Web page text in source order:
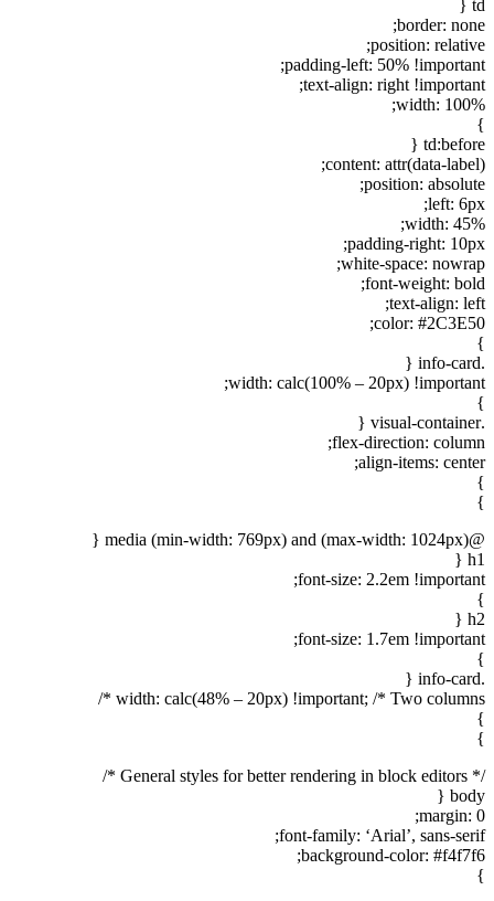
td {
border: none;
position: relative;
padding-left: 50% !important;
text-align: right !important;
width: 100%;
}
td:before {
content: attr(data-label);
position: absolute;
left: 6px;
width: 45%;
padding-right: 10px;
white-space: nowrap;
font-weight: bold;
text-align: left;
color: #2C3E50;
}
.info-card {
width: calc(100% – 20px) !important;
}
.visual-container {
flex-direction: column;
align-items: center;
}
}
@media (min-width: 769px) and (max-width: 1024px) {
h1 {
font-size: 2.2em !important;
}
h2 {
font-size: 1.7em !important;
}
.info-card {
width: calc(48% – 20px) !important; /* Two columns */
}
}
/* General styles for better rendering in block editors */
body {
margin: 0;
font-family: ‘Arial’, sans-serif;
background-color: #f4f7f6;
}